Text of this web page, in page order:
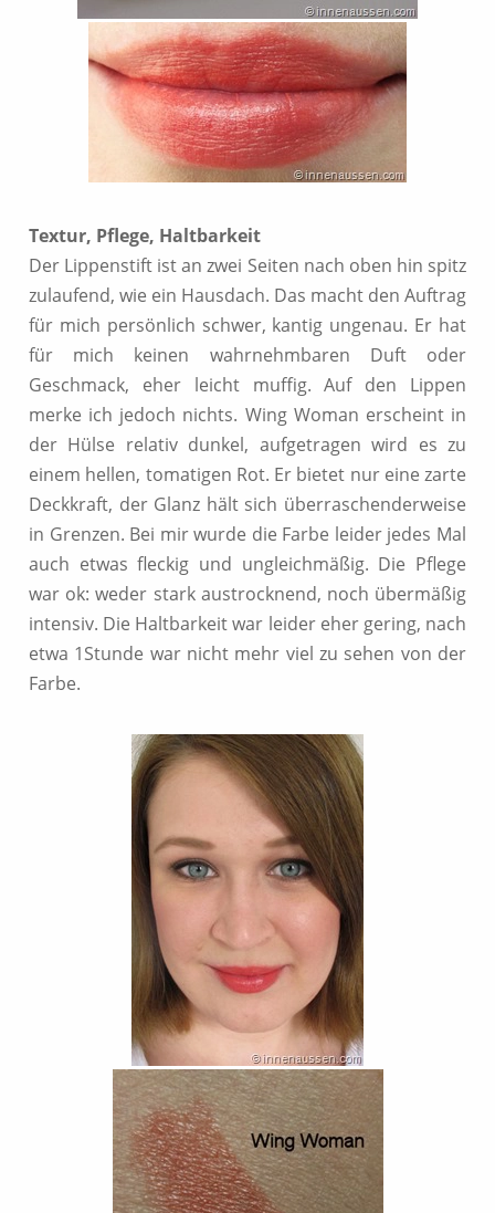
Textur, Pflege, Haltbarkeit
Der Lippenstift ist an zwei Seiten nach oben hin spitz
zulaufend, wie ein Hausdach. Das macht den Auftrag
für mich persönlich schwer, kantig ungenau. Er hat
für mich keinen wahrnehmbaren Duft oder
Geschmack, eher leicht muffig. Auf den Lippen
merke ich jedoch nichts. Wing Woman erscheint in
der Hülse relativ dunkel, aufgetragen wird es zu
einem hellen, tomatigen Rot. Er bietet nur eine zarte
Deckkraft, der Glanz hält sich überraschenderweise
in Grenzen. Bei mir wurde die Farbe leider jedes Mal
auch etwas fleckig und ungleichmäßig. Die Pflege
war ok: weder stark austrocknend, noch übermäßig
intensiv. Die Haltbarkeit war leider eher gering, nach
etwa 1Stunde war nicht mehr viel zu sehen von der
Farbe.